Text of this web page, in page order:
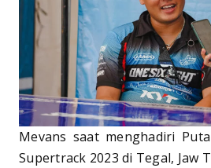
Mevans saat menghadiri
Supertrack 2023 di Tegal, Jaw